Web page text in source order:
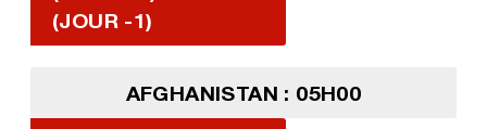
(JOUR -1)
AFGHANISTAN : 05H00